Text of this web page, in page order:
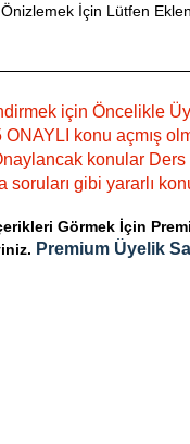
İçin Lütfen
için Öncelikle
konu açmış
konular Ders
soruları gibi yararlı
Görmek İçin
Premium Üyelik